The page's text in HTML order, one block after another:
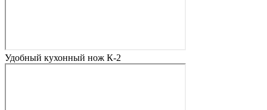
Удобный кухонный нож К-2